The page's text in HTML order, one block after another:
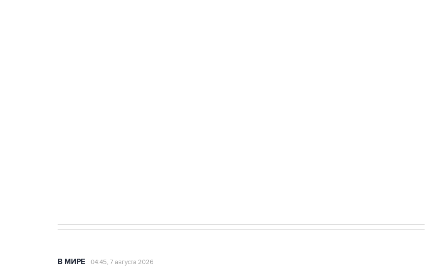
В МИРЕ 04:45, 7 августа 2026